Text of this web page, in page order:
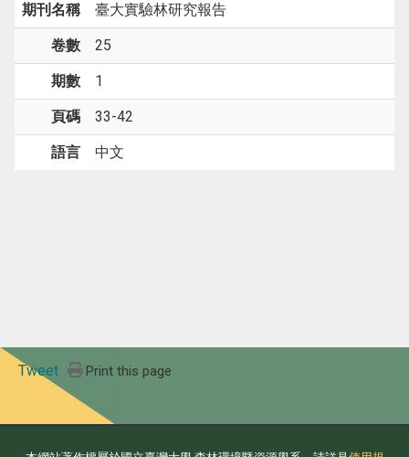
期刊名稱 臺大實驗林研究報告
卷數 25
期數 1
頁碼 33-42
語言 中文
Tweet Print this page